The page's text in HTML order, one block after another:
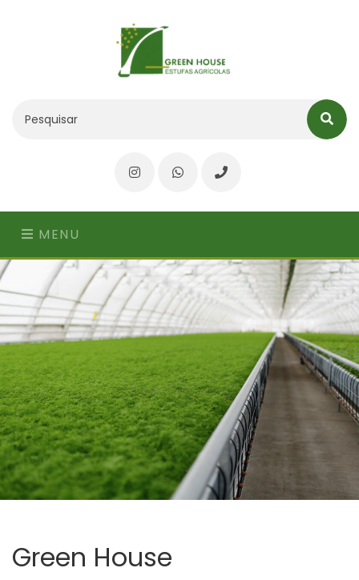
InstagramWhatsAppTelefone
MENU
Green House